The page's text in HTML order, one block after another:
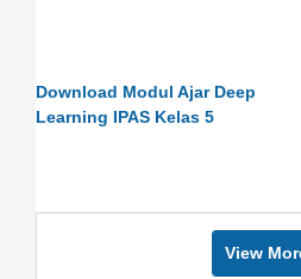
Download Modul Ajar Deep
Learning IPAS Kelas 5
View